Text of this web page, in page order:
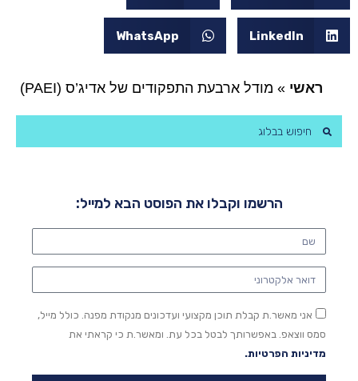
ראשי » מודל ארבעת התפקודים של אדיג’ס (PAEI)
הרשמו וקבלו את הפוסט הבא למייל:
אני מאשר.ת קבלת תוכן מקצועי ועדכונים מנקודת מפנה. כולל מייל,
סמס ווצאפ. באפשרותך לבטל בכל עת. ומאשר.ת כי קראתי את
מדיניות הפרטיות.
LinkedIn
WhatsApp